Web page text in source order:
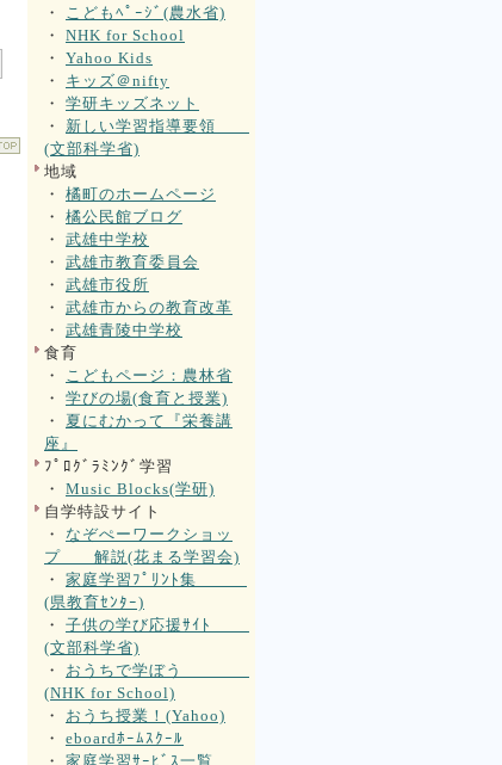
・ こどもﾍﾟｰｼﾞ(農水省)
・ NHK for School
・ Yahoo Kids
・ キッズ＠nifty
・ 学研キッズネット
・ 新しい学習指導要領
(文部科学省)
地域
・ 橘町のホームページ
・ 橘公民館ブログ
・ 武雄中学校
・ 武雄市教育委員会
・ 武雄市役所
・ 武雄市からの教育改革
・ 武雄青陵中学校
食育
・ こどもページ：農林省
・ 学びの場(食育と授業)
・ 夏にむかって『栄養講
座』
ﾌﾟﾛｸﾞﾗﾐﾝｸﾞ学習
・ Music Blocks(学研)
自学特設サイト
・ なぞぺーワークショッ
プ 解説(花まる学習会)
・ 家庭学習ﾌﾟﾘﾝﾄ集
(県教育ｾﾝﾀｰ)
・ 子供の学び応援ｻｲﾄ
(文部科学省)
・ おうちで学ぼう
(NHK for School)
・ おうち授業！(Yahoo)
・ eboardﾎｰﾑｽｸｰﾙ
・ 家庭学習ｻｰﾋﾞｽ一覧